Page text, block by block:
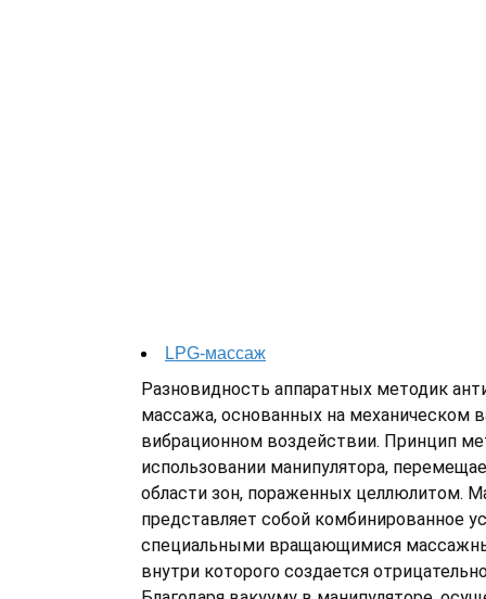
LPG-массаж
Разновидность аппаратных методик
массажа, основанных на механическом
вибрационном воздействии. Принцип
использовании манипулятора,
области зон, пораженных целлюлитом.
представляет собой комбинированное
специальными вращающимися
внутри которого создается